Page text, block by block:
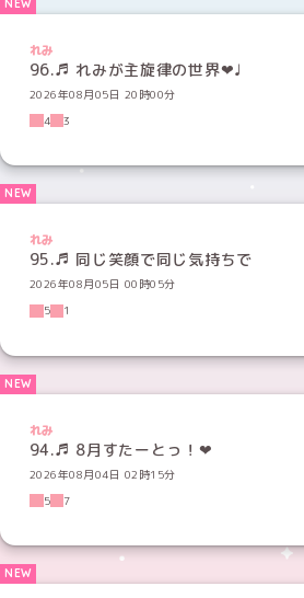
れみ
96.♬ れみが主旋律の世界‪‪❤︎‬♩
2026年08月05日 20時00分
4
3
れみ
95.♬ 同じ笑顔で同じ気持ちで
2026年08月05日 00時05分
5
1
れみ
2026年08月04日 02時15分
5
7